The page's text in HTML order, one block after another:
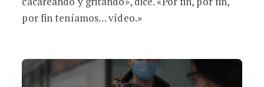
por fin teníamos… vídeo.»